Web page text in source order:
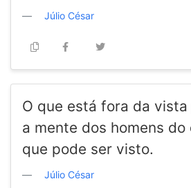
Júlio César
O que está fora da
a mente dos homens do
que pode ser visto.
Júlio César